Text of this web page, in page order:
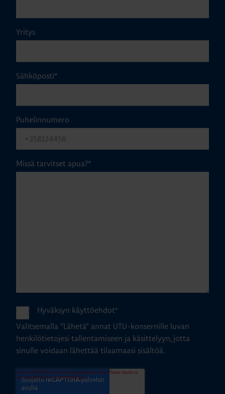
Yritys
Sähköposti*
Puhelinnumero
Missä tarvitset apua?*
Hyväksyn käyttöehdot*
Valitsemalla "Lähetä" annat UTU-konsernille luvan
henkilötietojesi tallentamiseen ja käsittelyyn, jotta
sinulle voidaan lähettää tilaamaasi sisältöä.